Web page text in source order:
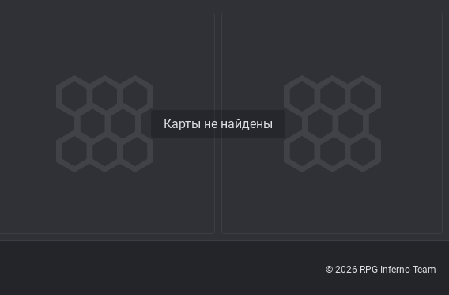
Карты не найдены
© 2026 RPG Inferno Team